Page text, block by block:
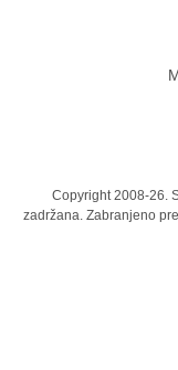
Copyright 2008-26.
zadržana. Zabranjeno